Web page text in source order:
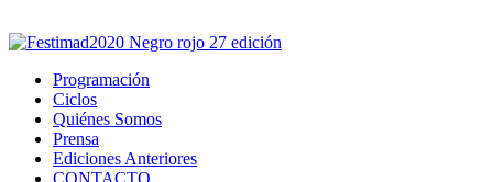
Programación
Ciclos
Quiénes Somos
Prensa
Ediciones Anteriores
CONTACTO